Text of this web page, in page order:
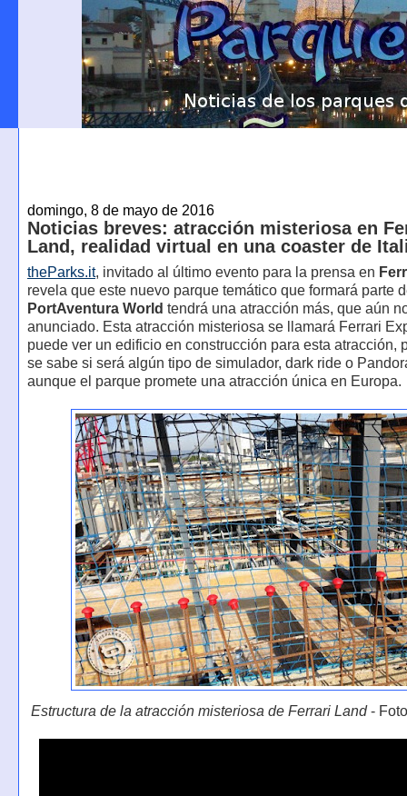
domingo, 8 de mayo de 2016
Noticias breves: atracción misteriosa en
Land, realidad virtual en una coaster de
theParks.it, invitado al último evento para la prensa en
revela que este nuevo parque temático que formará parte
PortAventura World tendrá una atracción más, que aún
anunciado. Esta atracción misteriosa se llamará Ferrari
puede ver un edificio en construcción para esta atracción,
se sabe si será algún tipo de simulador, dark ride o
aunque el parque promete una atracción única en Europa.
Estructura de la atracción misteriosa de Ferrari Land-